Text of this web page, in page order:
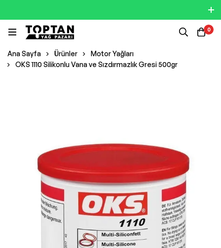
0
Ana Sayfa Ürünler
Motor Yağları
OKS 1110 Silikonlu Vana ve Sızdırmazlık Gresi 500gr